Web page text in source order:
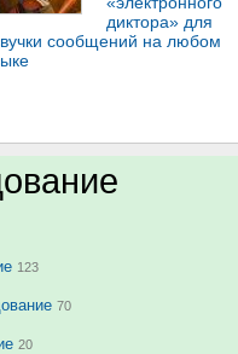
диктора» для
сообщений на любом
123
70
20